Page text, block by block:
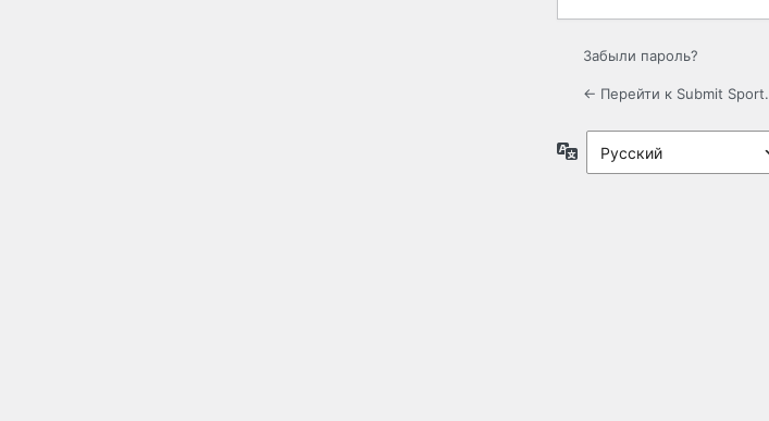
Забыли пароль?
← Перейти к Submit Sport.
Язык